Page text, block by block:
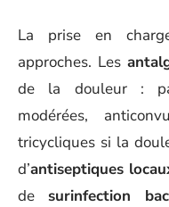
La prise en
approches. Les
de la douleur :
modérées,
tricycliques si la
d’antiseptiques
de surinfection